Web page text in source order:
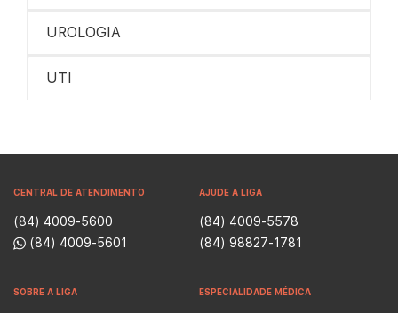
UROLOGIA
UTI
CENTRAL DE ATENDIMENTO
(84) 4009-5600
(84) 4009-5601
AJUDE A LIGA
(84) 4009-5578
(84) 98827-1781
SOBRE A LIGA ESPECIALIDADE MÉDICA